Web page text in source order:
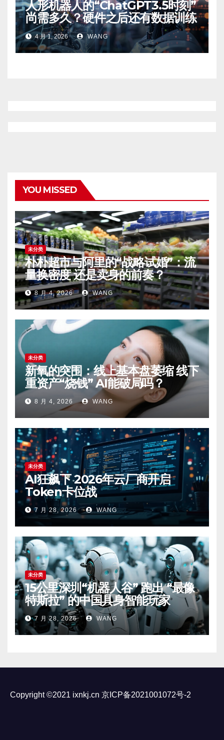
人形机器人的“ChatGPT3.5时刻”
尚需多久？硬件之后还有数据训练
“大活”
4 月 1, 2026 WANG
YOU MISSED
未分类
朴朴超市与阿里的“战略试婚”：流
量换密度 还是卖身的前奏？
8 月 4, 2026 WANG
未分类
新氧的突围：线上基本盘萎缩 线下
重资产“烧钱” AI能破局吗？
8 月 4, 2026 WANG
未分类
AI狂飙下 2026年云厂商开启
Token卡位战
7 月 28, 2026 WANG
未分类
15公里深圳“机器人谷” 跑出 “最像
特斯拉” 的中国具身智能玩家
7 月 28, 2026 WANG
Copyright ©2021 ixnkj.cn 京ICP备2021001072号-2